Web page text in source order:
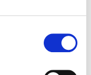
os.
2014-